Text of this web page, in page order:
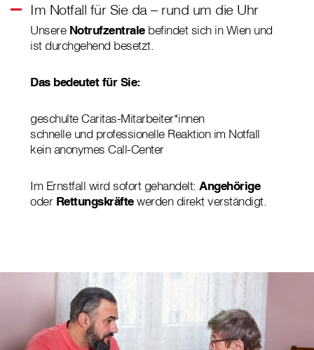
Im Notfall für Sie da – rund um die Uhr
Unsere Notrufzentrale befindet sich in Wien und
ist durchgehend besetzt.
Das bedeutet für Sie:
geschulte Caritas-Mitarbeiter*innen
schnelle und professionelle Reaktion im Notfall
kein anonymes Call-Center
Im Ernstfall wird sofort gehandelt: Angehörige
oder Rettungskräftewerden direkt verständigt.